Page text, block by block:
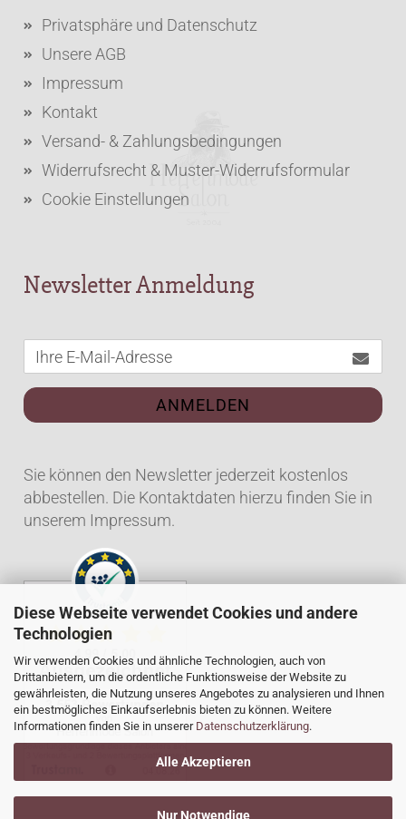
Diese Webseite verwendet Cookies und andere
Technologien
Wir verwenden Cookies und ähnliche Technologien, auch von
Drittanbietern, um die ordentliche Funktionsweise der Website zu
gewährleisten, die Nutzung unseres Angebotes zu analysieren und Ihnen
ein bestmögliches Einkaufserlebnis bieten zu können. Weitere
Informationen finden Sie in unserer Datenschutzerklärung.
Alle Akzeptieren
Nur Notwendige
Privatsphäre und Datenschutz
Unsere AGB
Impressum
Kontakt
Versand- & Zahlungsbedingungen
Widerrufsrecht & Muster-Widerrufsformular
Cookie Einstellungen
Newsletter Anmeldung
ANMELDEN
Sie können den Newsletter jederzeit kostenlos
abbestellen. Die Kontaktdaten hierzu finden Sie in
unserem Impressum.